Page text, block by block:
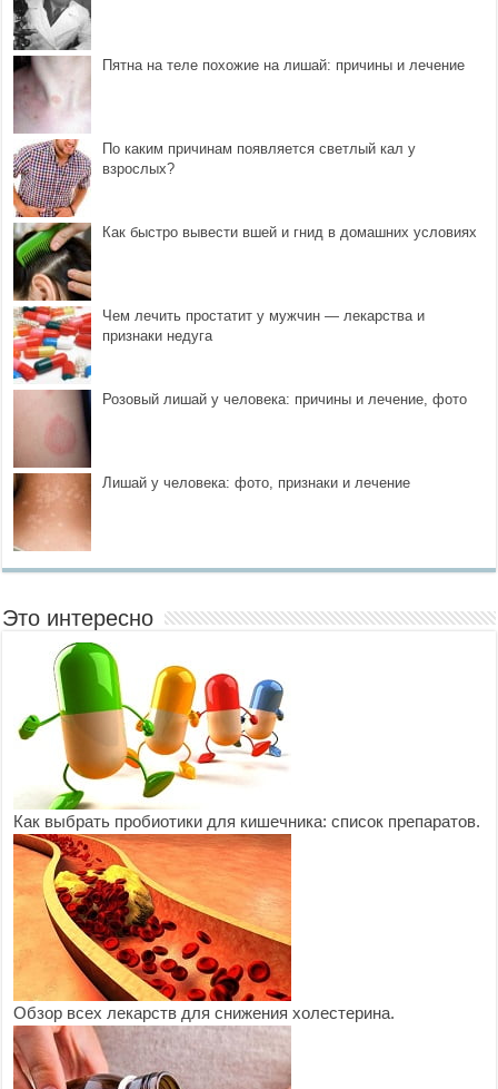
Пятна на теле похожие на лишай: причины и лечение
По каким причинам появляется светлый кал у
взрослых?
Как быстро вывести вшей и гнид в домашних условиях
Чем лечить простатит у мужчин — лекарства и
признаки недуга
Розовый лишай у человека: причины и лечение, фото
Лишай у человека: фото, признаки и лечение
Это интересно
Как выбрать пробиотики для кишечника: список препаратов.
Обзор всех лекарств для снижения холестерина.